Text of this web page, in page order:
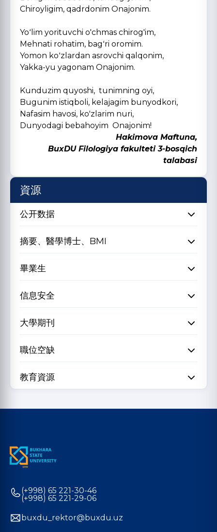
Chiroyligim, qadrdonim Onajonim.
Yoʻlim yorituvchi o'chmas chirog'im,
Mehnati rohatim, bagʻri oromim.
Yomon koʻzlardan asrovchi qalqonim,
Yakka-yu yagonam Onajonim.
Kunduzim quyoshi, tunimning oyi,
Bugunim istiqboli, kelajagim bunyodkori,
Nafasim havosi, ko'zlarim nuri,
Dunyodagi bebahoyim Onajonim!
Hakimova Maftuna,
BuxDU Filologiya fakulteti 3-bosqich
talabasi
資源
公开数据
摘要、醫學博士、BMI
畢業生
信息安全
大學期刊
職位空缺
教育資源
(+998) 65 221-30-46
(+998) 65 221-29-06
buxdu_rektor@buxdu.uz